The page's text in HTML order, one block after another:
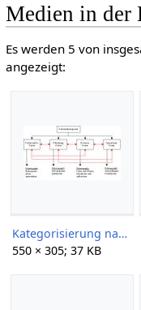
Medien in der
Es werden 5 von
angezeigt:
Kategorisierung nach Anwendungsschwerpunkten.jpg
550 × 305; 37 KB